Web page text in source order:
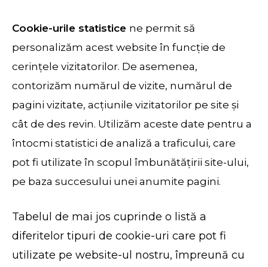
Cookie-urile statistice ne permit să
personalizăm acest website în funcție de
cerințele vizitatorilor. De asemenea,
contorizăm numărul de vizite, numărul de
pagini vizitate, acțiunile vizitatorilor pe site și
cât de des revin. Utilizăm aceste date pentru a
întocmi statistici de analiză a traficului, care
pot fi utilizate în scopul îmbunătățirii site-ului,
pe baza succesului unei anumite pagini.
Tabelul de mai jos cuprinde o listă a
diferitelor tipuri de cookie-uri care pot fi
utilizate pe website-ul nostru, împreună cu